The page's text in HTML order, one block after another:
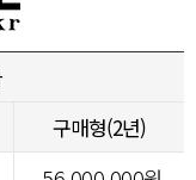
구매형(2년)